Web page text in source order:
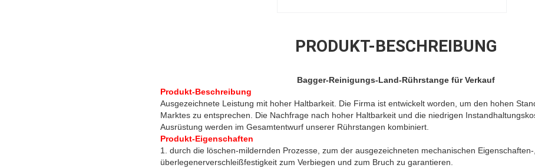
PRODUKT-BESCHREIBUNG
Bagger-Reinigungs-Land-Rührstange für Verkauf
Produkt-Beschreibung
Ausgezeichnete Leistung mit hoher Haltbarkeit. Die Firma ist entwickelt worden, um den hohen
Marktes zu entsprechen. Die Nachfrage nach hoher Haltbarkeit und die niedrigen
Ausrüstung werden im Gesamtentwurf unserer Rührstangen kombiniert.
Produkt-Eigenschaften
1. durch die löschen-mildernden Prozesse, zum der ausgezeichneten mechanischen
überlegenerverschleißfestigkeit zum Verbiegen und zum Bruch zu garantieren.